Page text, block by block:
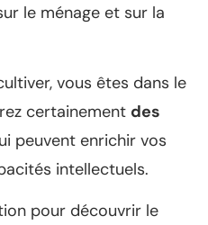
le ménage et sur la
vous êtes dans le
certainement des
peuvent enrichir vos
intellectuels.
pour découvrir le